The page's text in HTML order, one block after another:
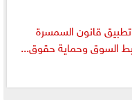
تطبيق قانون السمسرة
السوق وحماية حقوق...